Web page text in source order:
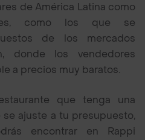
de América Latina como
como los que se
de los mercados
donde los vendedores
a precios muy baratos.
que tenga una
ajuste a tu presupuesto,
encontrar en Rappi